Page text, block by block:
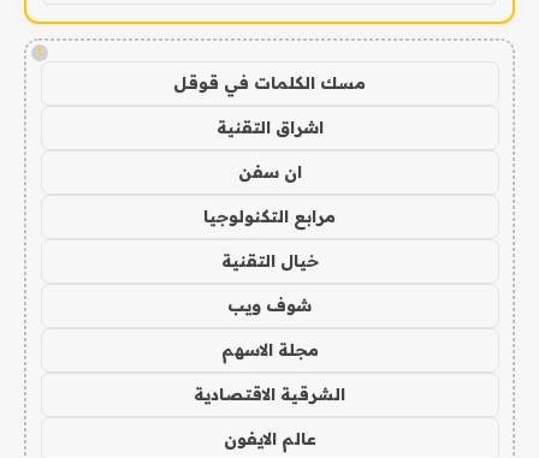
!
مسك الكلمات في قوقل
اشراق التقنية
ان سفن
مرابع التكنولوجيا
خيال التقنية
شوف ويب
مجلة الاسهم
الشرقية الاقتصادية
عالم الايفون